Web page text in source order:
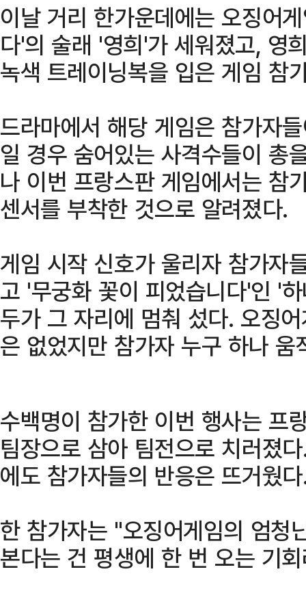
이날 거리 한가운데에는 오징어
다'의 술래 '영희'가 세워졌고, 영
녹색 트레이닝복을 입은 게임
드라마에서 해당 게임은 참가자
일 경우 숨어있는 사격수들이 총
나 이번 프랑스판 게임에서는 참
센서를 부착한 것으로 알려졌다.
게임 시작 신호가 울리자 참가자
고 '무궁화 꽃이 피었습니다'인 '
두가 그 자리에 멈춰 섰다. 오징
은 없었지만 참가자 누구 하나 움
수백명이 참가한 이번 행사는 프
팀장으로 삼아 팀전으로 치러졌
에도 참가자들의 반응은 뜨거웠
한 참가자는 "오징어게임의 엄청
본다는 건 평생에 한 번 오는 기